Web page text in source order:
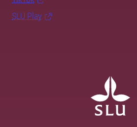
SLU Play